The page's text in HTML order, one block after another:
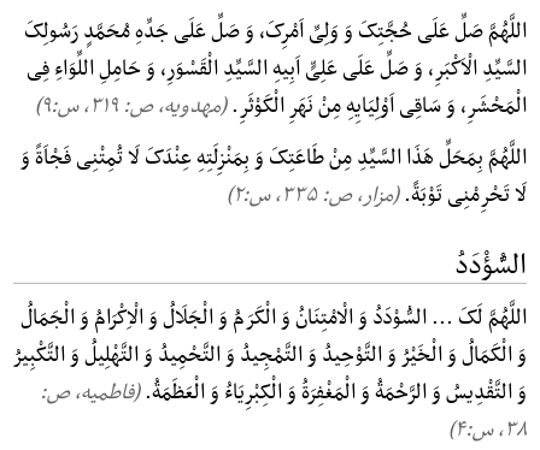
اللَّهُمَّ صَلِّ عَلَی حُجَّتِکَ وَ وَلِیِّ اَمْرِکَ، وَ صَلِّ عَلَی جَدِّهِ مُحَمَّدٍ رَسُولِکَ
السَّیِّدِ الْاَکْبَرِ، وَ صَلِّ عَلَی عَلِیٍّ اَبِیهِ السَّیِّدِ الْقَسْوَرِ، وَ حَامِلِ اللِّوَاءِ فِی
الْمَحْشَرِ، وَ سَاقِی اَوْلِیَایِهِ مِنْ نَهَرِ الْکَوْثَرِ.(مهدویه، ص: ۳۱۹, س:۹)
اللَّهُمَّ بِمَحَلِّ هَذَا السَّیِّدِ مِنْ طَاعَتِکَ وَ بِمَنْزِلَتِهِ عِنْدَکَ لَا تُمِتْنِی فَجْاَةً وَ
لَا تَحْرِمْنِی تَوْبَةً.(مزار، ص: ۳۳۵, س:۲)
السُّؤْدَدُ
اللَّهُمَّ لَکَ ... السُّوْدَدُ وَ الْامْتِنَانُ وَ الْکَرَمُ وَ الْجَلَالُ وَ الْاِکْرَامُ وَ الْجَمَالُ
وَ الْکَمَالُ وَ الْخَیْرُ وَ التَّوْحِیدُ وَ التَّمْجِیدُ وَ التَّحْمِیدُ وَ التَّهْلِیلُ وَ التَّکْبِیرُ
وَ التَّقْدِیسُ وَ الرَّحْمَةُ وَ الْمَغْفِرَةُ وَ الْکِبْرِیَاءُ وَ الْعَظَمَةُ.(فاطمیه، ص:
۳۸, س:۴)